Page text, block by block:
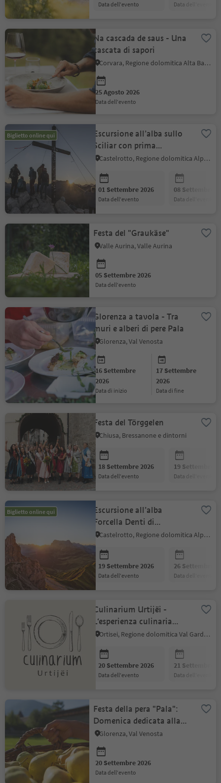
data dell'evento data dell'evento
Na cascada de saus - Una
cascata di sapori
Corvara, Regione dolomitica Alta Badia
25 Agosto 2026
data dell'evento
Biglietto online qui
Escursione all’alba sullo
Sciliar con prima
colazione presso il Rifugio
Castelrotto, Regione dolomitica Alpe di Siusi
01 Settembre 2026
data dell'evento
08 Settembre
data dell'evento
Festa del "Graukäse"
Valle Aurina, Valle Aurina
05 Settembre 2026
data dell'evento
Glorenza a tavola - Tra
muri e alberi di pere Pala
Glorenza, Val Venosta
16 Settembre
2026
data di inizio
17 Settembre
2026
data di fine
Festa del Törggelen
Chiusa, Bressanone e dintorni
18 Settembre 2026
data dell'evento
19 Settembre
data dell'evento
Biglietto online qui
Escursione all’alba
Forcella Denti di
Terrarossa & prima
colazione Alpe di Tires
Castelrotto, Regione dolomitica Alpe di Siusi
19 Settembre 2026
data dell'evento
26 Settembre
data dell'evento
Culinarium Urtijëi -
L‘esperienza culinaria
d'autunno
Ortisei, Regione dolomitica Val Gardena
20 Settembre 2026
data dell'evento
21 Settembre
data dell'evento
Festa della pera "Pala":
Domenica dedicata alla
pera Pala
Glorenza, Val Venosta
20 Settembre 2026
data dell'evento